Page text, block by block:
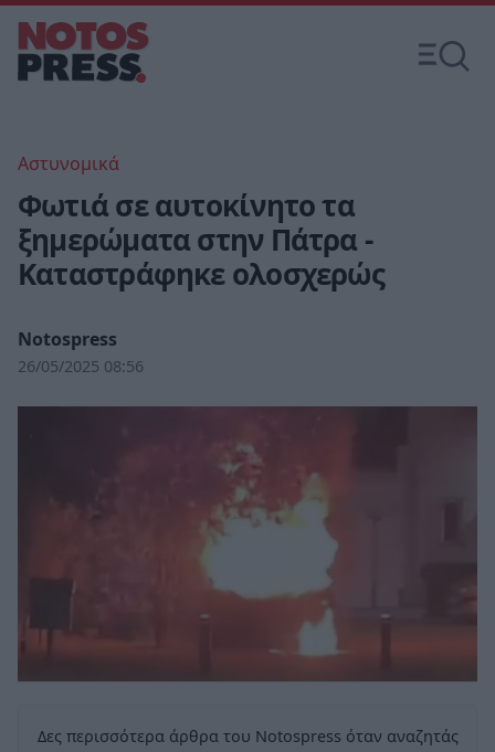
Αστυνομικά
Φωτιά σε αυτοκίνητο τα
ξημερώματα στην Πάτρα -
Καταστράφηκε ολοσχερώς
Notospress
26/05/2025 08:56
Δες περισσότερα άρθρα του Notospress όταν αναζητάς